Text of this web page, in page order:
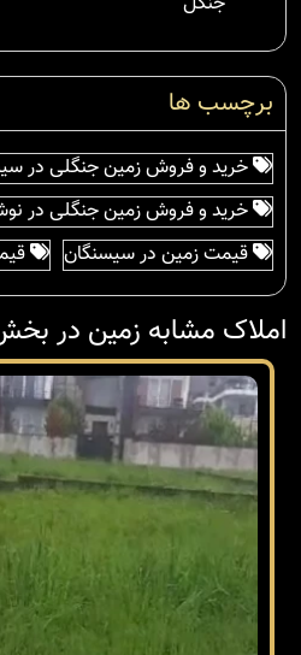
برچسب ها
خرید و فروش زمین جنگلی در
خرید و فروش زمین جنگلی در
قیمت زمین در سیسنگان
املاک مشابه زمین در